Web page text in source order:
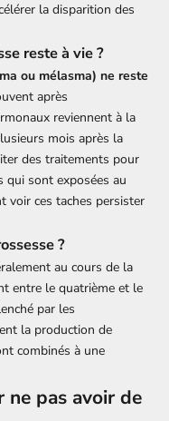
la disparition des
reste à vie ?
ou mélasma) ne reste
après
reviennent à la
mois après la
des traitements pour
qui sont exposées au
voir ces taches persister
?
au cours de la
entre le quatrième et le
par les
la production de
combinés à une
pas avoir de